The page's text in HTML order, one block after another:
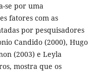
se por uma
fatores com as
por pesquisadores
Candido (2000), Hugo
(2003) e Leyla
mostra que os